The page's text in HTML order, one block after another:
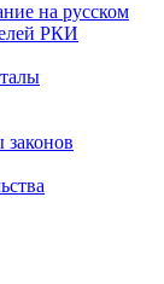
на русском
РКИ
законов